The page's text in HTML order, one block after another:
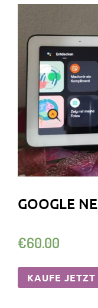
GOOGLE
€60.00
KAUFE JETZT